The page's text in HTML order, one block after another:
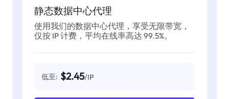
静态数据中心代理
使用我们的数据中心代理，享受无限带宽，
仅按 IP 计费，平均在线率高达 99.5%。
低至: $2.45/IP